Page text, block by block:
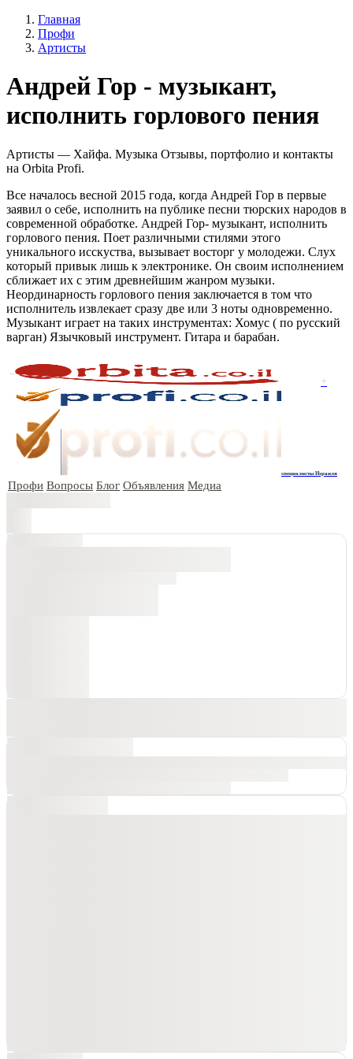
Главная
Профи
Артисты
Андрей Гор - музыкант,
исполнить горлового пения
Артисты — Хайфа. Музыка Отзывы, портфолио и контакты
на Orbita Profi.
Все началось весной 2015 года, когда Андрей Гор в первые
заявил о себе, исполнить на публике песни тюрских народов в
современной обработке. Андрей Гор- музыкант, исполнить
горлового пения. Поет различными стилями этого
уникального исскуства, вызывает восторг у молодежи. Слух
который привык лишь к электронике. Он своим исполнением
сближает их с этим древнейшим жанром музыки.
Неординарность горлового пения заключается в том что
исполнитель извлекает сразу две или 3 ноты одновременно.
Музыкант играет на таких инструментах: Хомус ( по русский
варган) Язычковый инструмент. Гитара и барабан.
+
специалисты Израиля
Профи Вопросы Блог Объявления Медиа